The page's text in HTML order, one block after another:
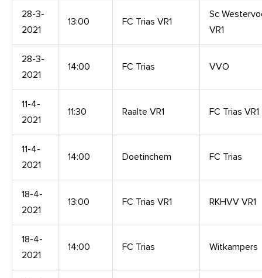
28-3-
2021
13:00 FC Trias VR1
Sc
VR1
28-3-
2021
14:00 FC Trias VVO
11-4-
2021
11:30 Raalte VR1 FC Trias VR1
11-4-
2021
14:00 Doetinchem FC Trias
18-4-
2021
13:00 FC Trias VR1 RKHVV VR1
18-4-
2021
14:00 FC Trias Witkampers